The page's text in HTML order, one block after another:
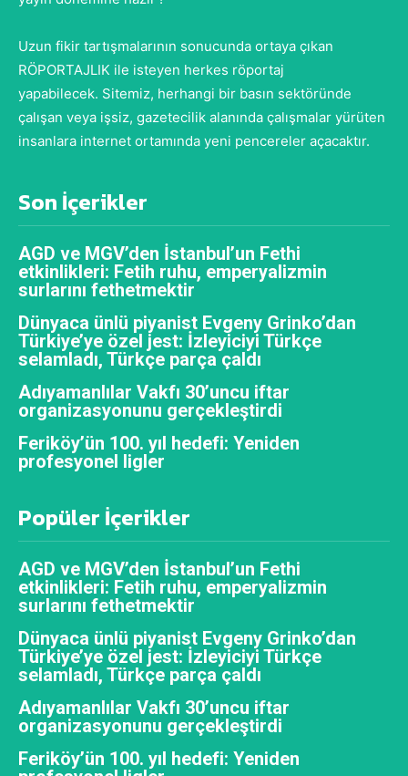
Uzun fikir tartışmalarının sonucunda ortaya çıkan
RÖPORTAJLIK ile isteyen herkes röportaj
yapabilecek. Sitemiz, herhangi bir basın sektöründe
çalışan veya işsiz, gazetecilik alanında çalışmalar yürüten
insanlara internet ortamında yeni pencereler açacaktır.
Son İçerikler
AGD ve MGV’den İstanbul’un Fethi
etkinlikleri: Fetih ruhu, emperyalizmin
surlarını fethetmektir
Dünyaca ünlü piyanist Evgeny Grinko’dan
Türkiye’ye özel jest: İzleyiciyi Türkçe
selamladı, Türkçe parça çaldı
Adıyamanlılar Vakfı 30’uncu iftar
organizasyonunu gerçekleştirdi
Feriköy’ün 100. yıl hedefi: Yeniden
profesyonel ligler
Popüler İçerikler
AGD ve MGV’den İstanbul’un Fethi
etkinlikleri: Fetih ruhu, emperyalizmin
surlarını fethetmektir
Dünyaca ünlü piyanist Evgeny Grinko’dan
Türkiye’ye özel jest: İzleyiciyi Türkçe
selamladı, Türkçe parça çaldı
Adıyamanlılar Vakfı 30’uncu iftar
organizasyonunu gerçekleştirdi
Feriköy’ün 100. yıl hedefi: Yeniden